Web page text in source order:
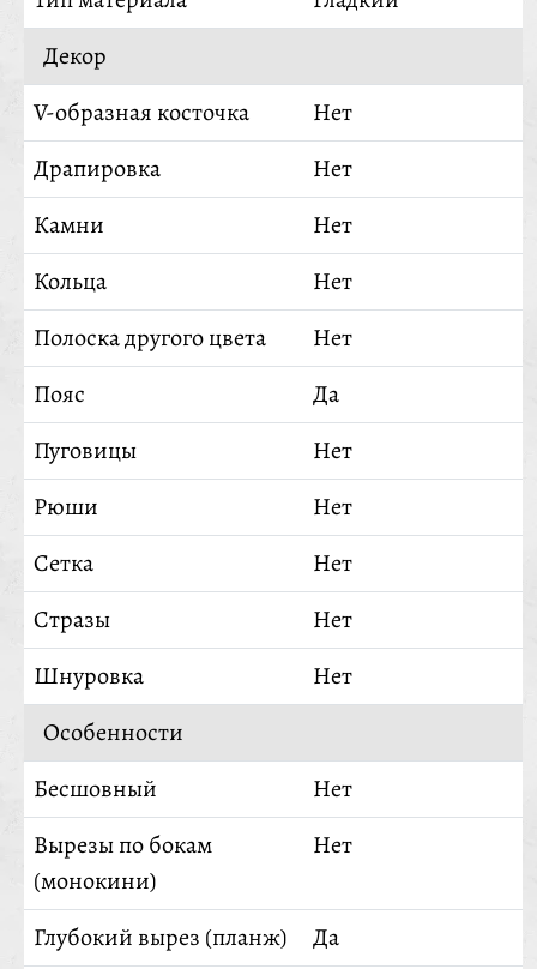
Декор
V-образная косточка
Нет
Драпировка
Нет
Камни
Нет
Кольца
Нет
Полоска другого цвета
Нет
Пояс
Да
Пуговицы
Нет
Рюши
Нет
Сетка
Нет
Стразы
Нет
Шнуровка
Нет
Особенности
Бесшовный
Нет
Вырезы по бокам
(монокини)
Нет
Глубокий вырез (планж) Да